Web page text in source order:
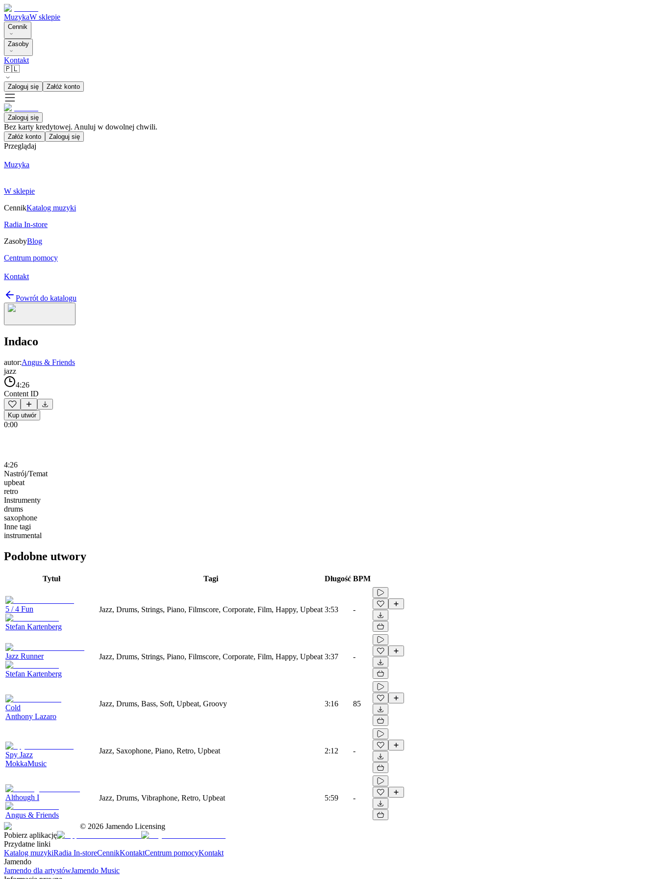
MuzykaW sklepie
Cennik
Zasoby
Kontakt
🇵🇱
Zaloguj się Załóż konto
Zaloguj się
Bez karty kredytowej. Anuluj w dowolnej chwili.
Załóż konto Zaloguj się
Przeglądaj
Muzyka
W sklepie
CennikKatalog muzyki
Radia In-store
ZasobyBlog
Centrum pomocy
Kontakt
Powrót do katalogu
Indaco
autor:Angus & Friends
jazz
4:26
Content ID
Kup utwór
0:00
4:26
Nastrój/Temat
upbeat
retro
Instrumenty
drums
saxophone
Inne tagi
instrumental
Podobne utwory
Tytuł Tagi Długość BPM
5 / 4 Fun
Stefan Kartenberg
Jazz, Drums, Strings, Piano, Filmscore, Corporate, Film, Happy, Upbeat 3:53 -
Jazz Runner
Stefan Kartenberg
Jazz, Drums, Strings, Piano, Filmscore, Corporate, Film, Happy, Upbeat 3:37 -
Cold
Anthony Lazaro
Jazz, Drums, Bass, Soft, Upbeat, Groovy 3:16 85
Spy Jazz
MokkaMusic
Jazz, Saxophone, Piano, Retro, Upbeat 2:12 -
Although I
Angus & Friends
Jazz, Drums, Vibraphone, Retro, Upbeat 5:59 -
© 2026 Jamendo Licensing
Pobierz aplikację
Przydatne linki
Katalog muzykiRadia In-storeCennikKontaktCentrum pomocyKontakt
Jamendo
Jamendo dla artystówJamendo Music